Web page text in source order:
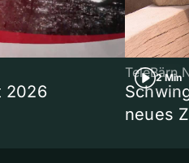
2026
2 Min
TeleBärn
neues